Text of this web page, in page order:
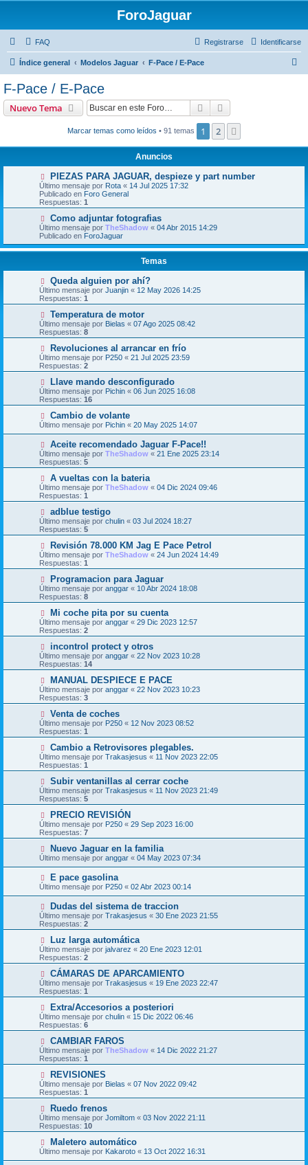
ForoJaguar
FAQ Identificarse
Registrarse
Índice general Modelos Jaguar F-Pace / E-Pace
F-Pace / E-Pace
Nuevo Tema Buscar
Marcar temas como leídos • 91 temas 1 2
Anuncios
PIEZAS PARA JAGUAR, despieze y part number
Último mensaje por Rota « 14 Jul 2025 17:32
Publicado en Foro General
Respuestas: 1
Como adjuntar fotografias
Último mensaje por TheShadow « 04 Abr 2015 14:29
Publicado en ForoJaguar
Temas
Queda alguien por ahí?
Último mensaje por Juanjin « 12 May 2026 14:25
Respuestas: 1
Temperatura de motor
Último mensaje por Bielas « 07 Ago 2025 08:42
Respuestas: 8
Revoluciones al arrancar en frío
Último mensaje por P250 « 21 Jul 2025 23:59
Respuestas: 2
Llave mando desconfigurado
Último mensaje por Pichin « 06 Jun 2025 16:08
Respuestas: 16
Cambio de volante
Último mensaje por Pichin « 20 May 2025 14:07
Aceite recomendado Jaguar F-Pace!!
Último mensaje por TheShadow « 21 Ene 2025 23:14
Respuestas: 5
A vueltas con la bateria
Último mensaje por TheShadow « 04 Dic 2024 09:46
Respuestas: 1
adblue testigo
Último mensaje por chulin « 03 Jul 2024 18:27
Respuestas: 5
Revisión 78.000 KM Jag E Pace Petrol
Último mensaje por TheShadow « 24 Jun 2024 14:49
Respuestas: 1
Programacion para Jaguar
Último mensaje por anggar « 10 Abr 2024 18:08
Respuestas: 8
Mi coche pita por su cuenta
Último mensaje por anggar « 29 Dic 2023 12:57
Respuestas: 2
incontrol protect y otros
Último mensaje por anggar « 22 Nov 2023 10:28
Respuestas: 14
MANUAL DESPIECE E PACE
Último mensaje por anggar « 22 Nov 2023 10:23
Respuestas: 3
Venta de coches
Último mensaje por P250 « 12 Nov 2023 08:52
Respuestas: 1
Cambio a Retrovisores plegables.
Último mensaje por Trakasjesus « 11 Nov 2023 22:05
Respuestas: 1
Subir ventanillas al cerrar coche
Último mensaje por Trakasjesus « 11 Nov 2023 21:49
Respuestas: 5
PRECIO REVISIÓN
Último mensaje por P250 « 29 Sep 2023 16:00
Respuestas: 7
Nuevo Jaguar en la familia
Último mensaje por anggar « 04 May 2023 07:34
E pace gasolina
Último mensaje por P250 « 02 Abr 2023 00:14
Dudas del sistema de traccion
Último mensaje por Trakasjesus « 30 Ene 2023 21:55
Respuestas: 2
Luz larga automática
Último mensaje por jalvarez « 20 Ene 2023 12:01
Respuestas: 2
CÁMARAS DE APARCAMIENTO
Último mensaje por Trakasjesus « 19 Ene 2023 22:47
Respuestas: 1
Extra/Accesorios a posteriori
Último mensaje por chulin « 15 Dic 2022 06:46
Respuestas: 6
CAMBIAR FAROS
Último mensaje por TheShadow « 14 Dic 2022 21:27
Respuestas: 1
REVISIONES
Último mensaje por Bielas « 07 Nov 2022 09:42
Respuestas: 1
Ruedo frenos
Último mensaje por Jomiltom « 03 Nov 2022 21:11
Respuestas: 10
Maletero automático
Último mensaje por Kakaroto « 13 Oct 2022 16:31